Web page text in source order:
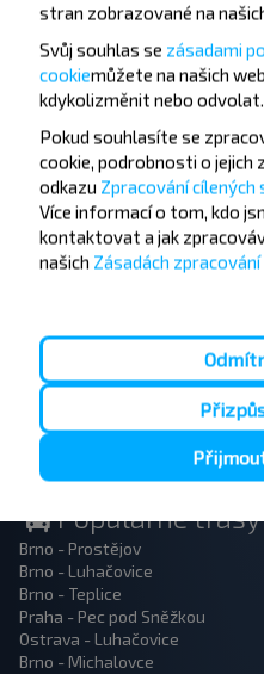
Chcete cestovat
levněji?
Nenechte si ujít akce,
od společnosti
novinek a cestujte s námi
Popularne
Brno - Prostějov
Brno - Luhačovice
Brno - Teplice
Praha - Pec pod Sněžkou
Ostrava - Luhačovice
Brno - Michalovce
stran zobrazované na
Svůj souhlas se zásadami
cookiemůžete na našich
kdykolizměnit nebo odvolat.
Pokud souhlasíte se
cookie, podrobnosti o jejich
odkazu Zpracování cílených
Více informací o tom, kdo
kontaktovat a jak
našich Zásadách